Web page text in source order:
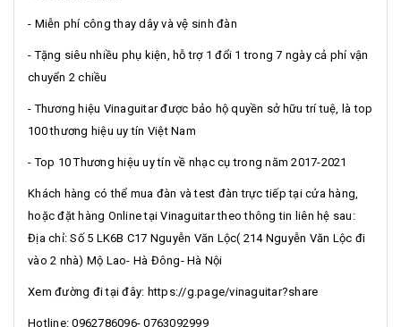
- Miễn phí công thay dây và vệ sinh đàn
- Tặng siêu nhiều phụ kiện, hỗ trợ 1 đổi 1 trong 7 ngày cả phí vận
chuyển 2 chiều
- Thương hiệu Vinaguitar được bảo hộ quyền sở hữu trí tuệ, là top
100 thương hiệu uy tín Việt Nam
- Top 10 Thương hiệu uy tín về nhạc cụ trong năm 2017-2021
Khách hàng có thể mua đàn và test đàn trực tiếp tại cửa hàng,
hoặc đặt hàng Online tại Vinaguitar theo thông tin liên hệ sau:
Địa chỉ: Số 5 LK6B C17 Nguyễn Văn Lộc( 214 Nguyễn Văn Lộc đi
vào 2 nhà) Mộ Lao- Hà Đông- Hà Nội
Xem đường đi tại đây: https://g.page/vinaguitar?share
Hotline: 0962786096- 0763092999